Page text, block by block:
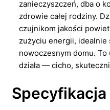
zanieczyszczeń, dba o
zdrowie całej rodziny.
czujnikom jakości
zużyciu energii, idealnie
nowoczesnym domu.
działa — cicho,
Specyfikacja